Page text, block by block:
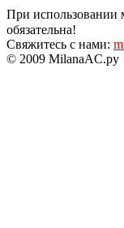
При использовании
обязательна!
Свяжитесь с нами:
© 2009 MilanaAC.ру